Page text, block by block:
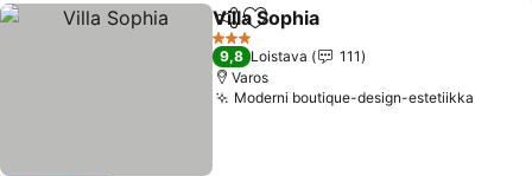
Jaa Lisää suosikkeihin
Villa Sophia
3 Tähtiluokitus
9,8 Loistava
111
Varos
Moderni boutique-design-estetiikka